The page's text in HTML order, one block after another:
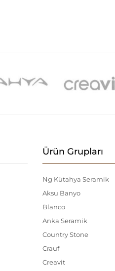
Ürün Grupları
Ng Kütahya Seramik
Aksu Banyo
Blanco
Anka Seramik
Country Stone
Crauf
Creavit